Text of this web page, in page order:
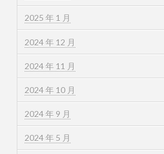
2025 年 1 月
2024 年 12 月
2024 年 11 月
2024 年 10 月
2024 年 9 月
2024 年 5 月